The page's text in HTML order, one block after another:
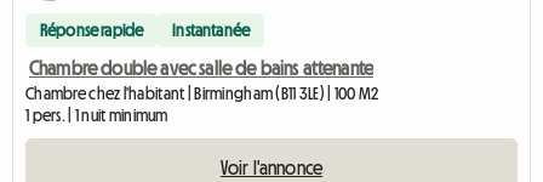
Réponse rapide Instantanée
Chambre double avec salle de bains attenante
Chambre chez l'habitant | Birmingham (B11 3LE) | 100 M2
1 pers. | 1 nuit minimum
Voir l'annonce